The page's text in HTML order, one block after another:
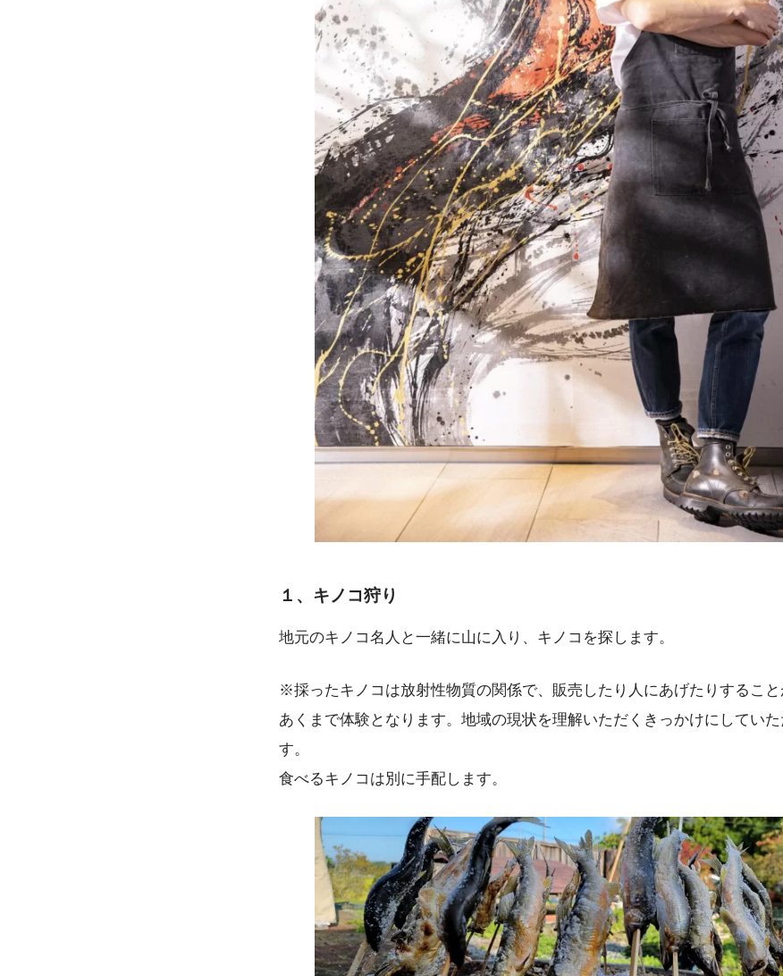
１、キノコ狩り
地元のキノコ名人と一緒に山に入り、キノコを探します。
※採ったキノコは放射性物質の関係で、販売したり人にあげたりすること
あくまで体験となります。地域の現状を理解いただくきっかけにしてい
す。
食べるキノコは別に手配します。